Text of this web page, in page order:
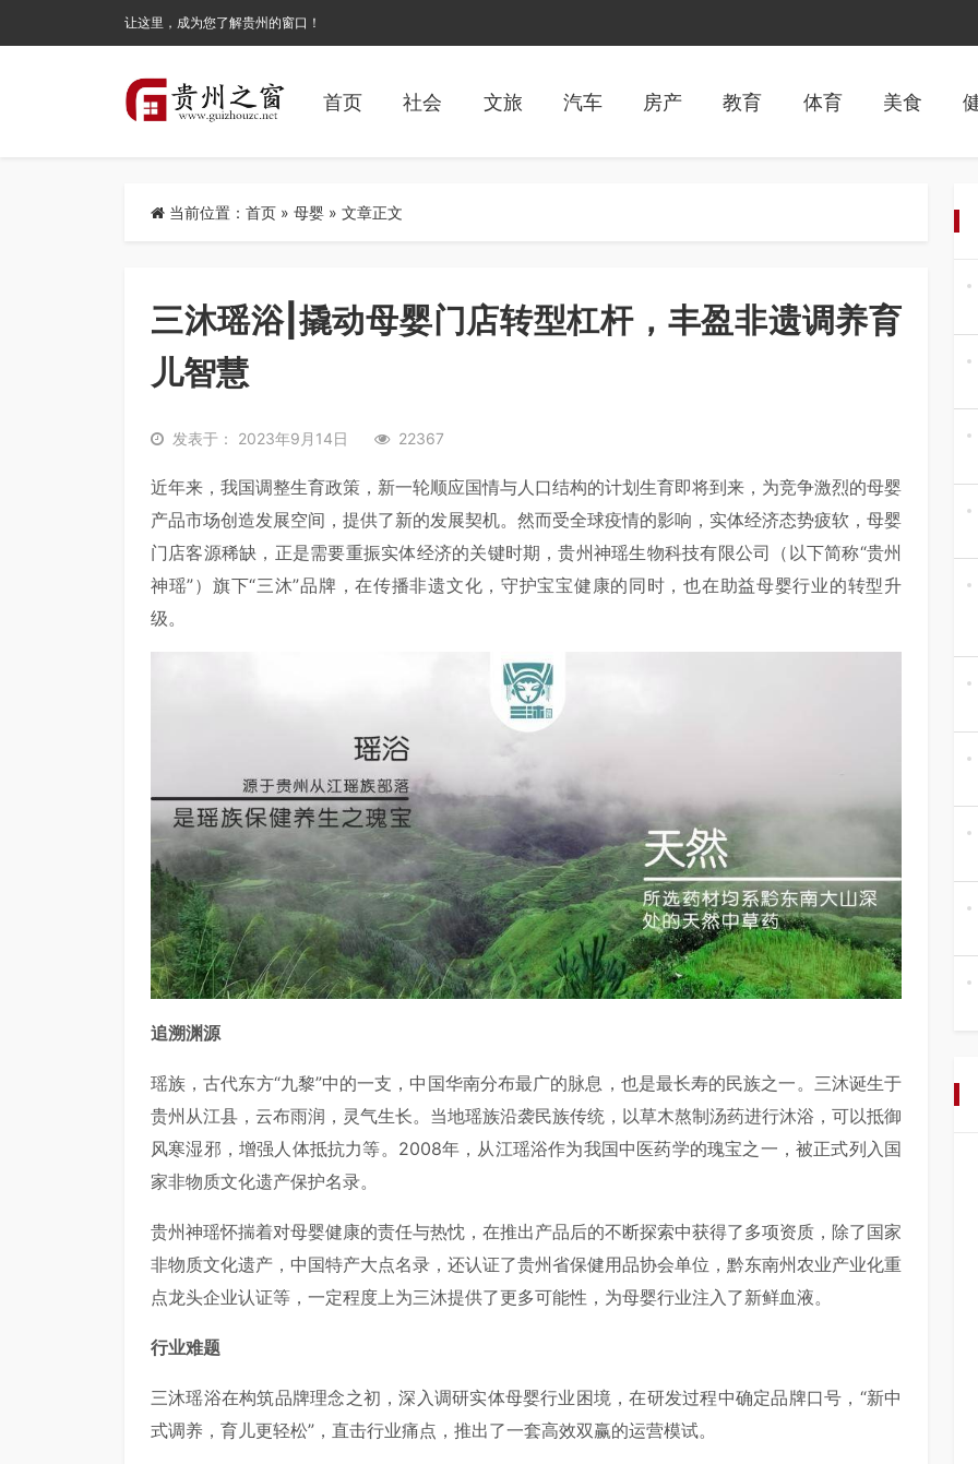
让这里，成为您了解贵州的窗口！
首页 社会 文旅 汽车 房产 教育 体育 美食
当前位置： 首页 » 母婴 » 文章正文
三沐瑶浴|撬动母婴门店转型杠杆，丰盈非遗调养育
儿智慧
发表于： 2023年9月14日 22367
近年来，我国调整生育政策，新一轮顺应国情与人口结构的计划生育即将到来，为竞争激烈的母婴
产品市场创造发展空间，提供了新的发展契机。然而受全球疫情的影响，实体经济态势疲软，母婴
门店客源稀缺，正是需要重振实体经济的关键时期，贵州神瑶生物科技有限公司（以下简称“贵州
神瑶”）旗下“三沐”品牌，在传播非遗文化，守护宝宝健康的同时，也在助益母婴行业的转型升
级。
追溯渊源
瑶族，古代东方“九黎”中的一支，中国华南分布最广的脉息，也是最长寿的民族之一。三沐诞生于
贵州从江县，云布雨润，灵气生长。当地瑶族沿袭民族传统，以草木熬制汤药进行沐浴，可以抵御
风寒湿邪，增强人体抵抗力等。2008年，从江瑶浴作为我国中医药学的瑰宝之一，被正式列入国
家非物质文化遗产保护名录。
贵州神瑶怀揣着对母婴健康的责任与热忱，在推出产品后的不断探索中获得了多项资质，除了国家
非物质文化遗产，中国特产大点名录，还认证了贵州省保健用品协会单位，黔东南州农业产业化重
点龙头企业认证等，一定程度上为三沐提供了更多可能性，为母婴行业注入了新鲜血液。
行业难题
三沐瑶浴在构筑品牌理念之初，深入调研实体母婴行业困境，在研发过程中确定品牌口号，“新中
式调养，育儿更轻松”，直击行业痛点，推出了一套高效双赢的运营模试。